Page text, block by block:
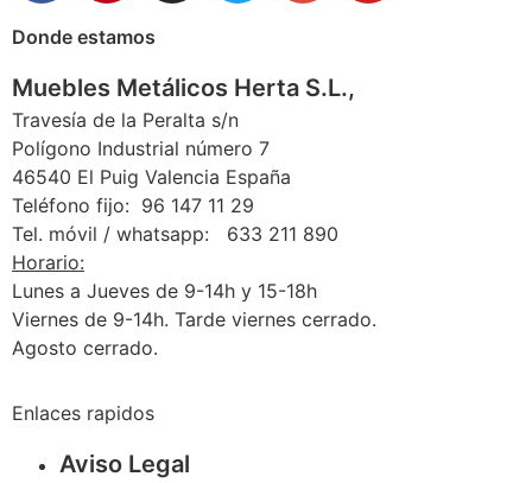
Donde estamos
Muebles Metálicos Herta S.L.,
Travesía de la Peralta s/n
Polígono Industrial número 7
46540 El Puig Valencia España
Teléfono fijo: 96 147 11 29
Tel. móvil / whatsapp: 633 211 890
Horario:
Lunes a Jueves de 9-14h y 15-18h
Viernes de 9-14h. Tarde viernes cerrado.
Agosto cerrado.
Enlaces rapidos
Aviso Legal